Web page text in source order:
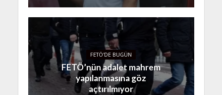
FETÖ'DE BUGÜN
FETÖ’nün adalet mahrem
yapılanmasına göz
açtırılmıyor